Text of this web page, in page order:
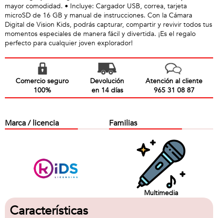
mayor comodidad. • Incluye: Cargador USB, correa, tarjeta
microSD de 16 GB y manual de instrucciones. Con la Cámara
Digital de Vision Kids, podrás capturar, compartir y revivir todos tus
momentos especiales de manera fácil y divertida. ¡Es el regalo
perfecto para cualquier joven explorador!
Comercio seguro
100%
Devolución
en 14 días
Atención al cliente
965 31 08 87
Marca / licencia Familias
Multimedia
Características